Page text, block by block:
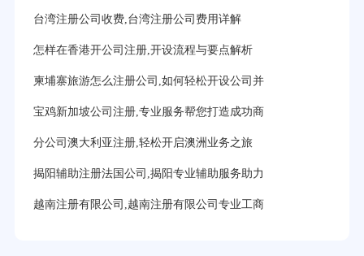
台湾注册公司收费,台湾注册公司费用详解
怎样在香港开公司注册,开设流程与要点解析
柬埔寨旅游怎么注册公司,如何轻松开设公司并
宝鸡新加坡公司注册,专业服务帮您打造成功商
分公司澳大利亚注册,轻松开启澳洲业务之旅
揭阳辅助注册法国公司,揭阳专业辅助服务助力
越南注册有限公司,越南注册有限公司专业工商